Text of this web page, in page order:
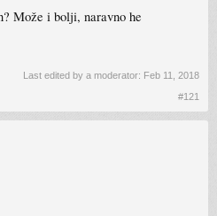
Može i bolji, naravno he
Last edited by a moderator: Feb 11, 2018
#121